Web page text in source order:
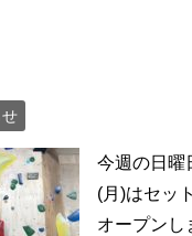
今週の日曜
(月)はセッ
オープンし